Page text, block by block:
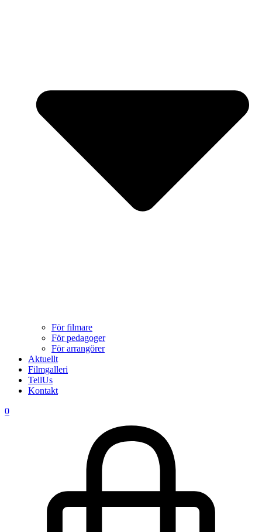
För filmare
För pedagoger
För arrangörer
Aktuellt
Filmgalleri
TellUs
Kontakt
0